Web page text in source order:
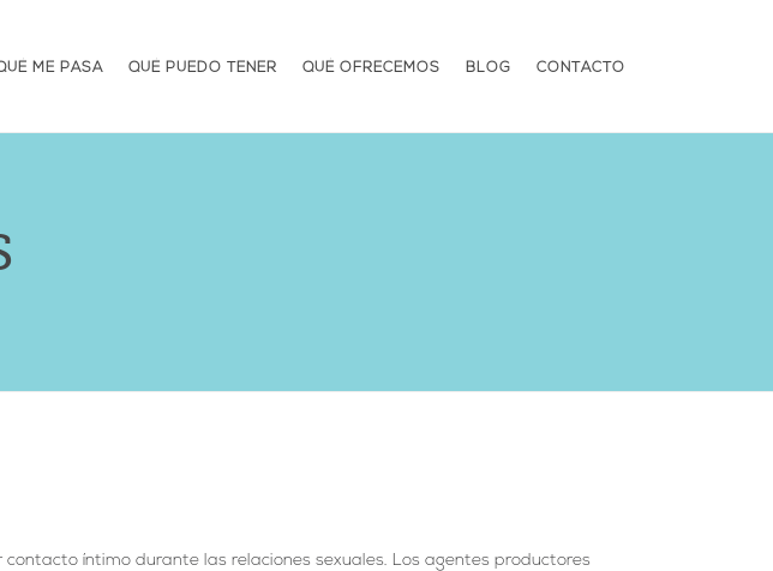
ME PASA QUÉ PUEDO TENER QUÉ OFRECEMOS BLOG CONTACTO
íntimo durante las relaciones sexuales. Los agentes productores